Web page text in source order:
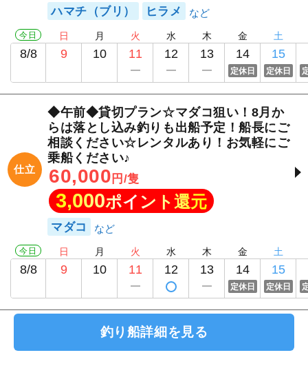
ハマチ（ブリ） ヒラメ
今日
8/8
日
9
月
10
火
11
水
12
木
13
金
14
定休日
土
15
定休日
仕立
◆午前◆貸切プラン☆マダコ狙い！8月か
らは落とし込み釣りも出船予定！船長にご
相談ください☆レンタルあり！お気軽にご
乗船ください♪
60,000 円/隻
3,000ポイント還元
マダコ
今日
8/8
日
9
月
10
火
11
水
12
木
13
金
14
定休日
土
15
定休日
釣り船詳細を見る